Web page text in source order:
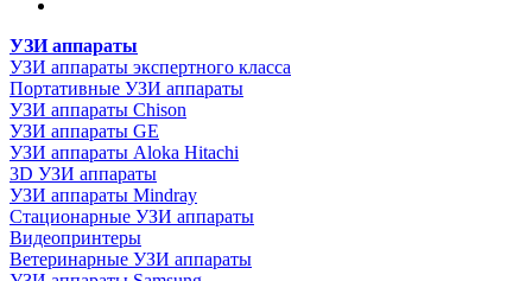
УЗИ аппараты
УЗИ аппараты экспертного класса
Портативные УЗИ аппараты
УЗИ аппараты Chison
УЗИ аппараты GE
УЗИ аппараты Aloka Hitachi
3D УЗИ аппараты
УЗИ аппараты Mindray
Стационарные УЗИ аппараты
Видеопринтеры
Ветеринарные УЗИ аппараты